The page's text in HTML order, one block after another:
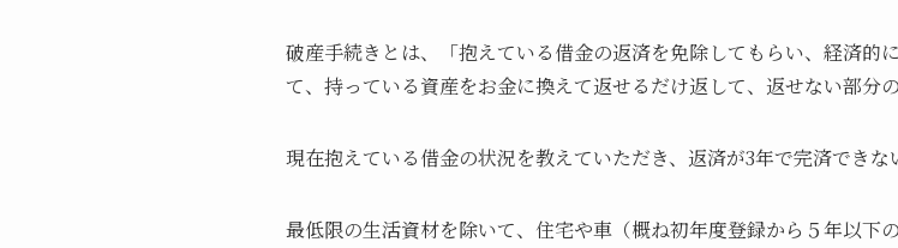
破産手続きとは、「抱えている借金の返済を免除してもらい、経済的
て、持っている資産をお金に換えて返せるだけ返して、返せない部分
現在抱えている借金の状況を教えていただき、返済が3年で完済できな
最低限の生活資材を除いて、住宅や車（概ね初年度登録から５年以下